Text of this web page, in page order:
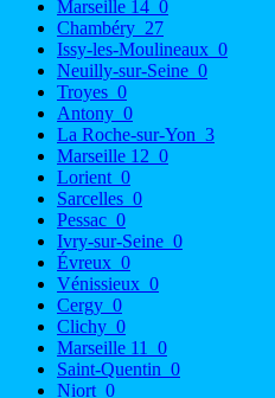
Marseille 14 0
Chambéry 27
Issy-les-Moulineaux 0
Neuilly-sur-Seine 0
Troyes 0
Antony 0
La Roche-sur-Yon 3
Marseille 12 0
Lorient 0
Sarcelles 0
Pessac 0
Ivry-sur-Seine 0
Évreux 0
Vénissieux 0
Cergy 0
Clichy 0
Marseille 11
0
Saint-Quentin 0
Niort 0